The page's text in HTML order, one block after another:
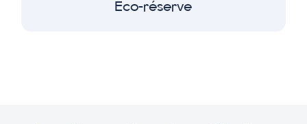
Éco-réserve